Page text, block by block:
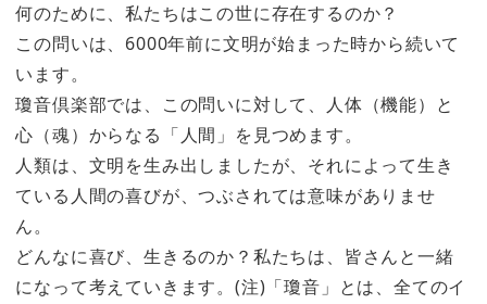
何のために、私たちはこの世に存在するのか？
この問いは、6000年前に文明が始まった時から続いて
います。
瓊音倶楽部では、この問いに対して、人体（機能）と
心（魂）からなる「人間」を見つめます。
人類は、文明を生み出しましたが、それによって生き
ている人間の喜びが、つぶされては意味がありませ
ん。
どんなに喜び、生きるのか？私たちは、皆さんと一緒
になって考えていきます。(注)「瓊音」とは、全てのイ